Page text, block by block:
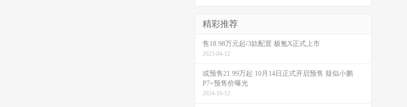
精彩推荐
售18.98万元起/3款配置 极氪X正式上市
2023-04-12
或预售21.99万起 10月14日正式开启预售 疑似小鹏
P7+预售价曝光
2024-10-12